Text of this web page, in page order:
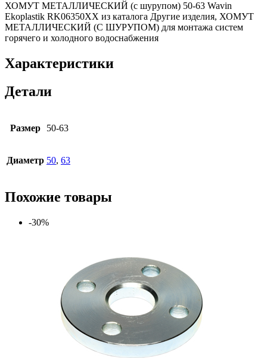
ХОМУТ МЕТАЛЛИЧЕСКИЙ (с шурупом) 50-63 Wavin
Ekoplastik RK06350XX из каталога Другие изделия, ХОМУТ
МЕТАЛЛИЧЕСКИЙ (С ШУРУПОМ) для монтажа систем
горячего и холодного водоснабжения
Характеристики
Детали
Размер 50-63
Диаметр 50, 63
Похожие товары
-30%